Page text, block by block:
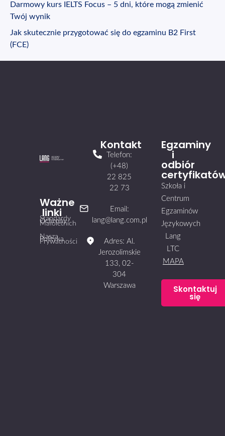
Darmowy kurs IELTS Focus – 5 dni, które mogą zmienić
Twój wynik
Jak skutecznie przygotować się do egzaminu B2 First
(FCE)
Ważne
linki
Standardy
Ochrony
Małoletnich
Nasza
Polityka
Prywatności
Kontakt
Telefon:
(+48)
22 825
22 73
Email:
lang@lang.com.pl
Adres: Al.
Jerozolimskie
133, 02-
304
Warszawa
Egzaminy
i
odbiór
Szkoła i
Centrum
Egzaminów
Językowych
Lang
LTC
MAPA
Skontaktuj
się